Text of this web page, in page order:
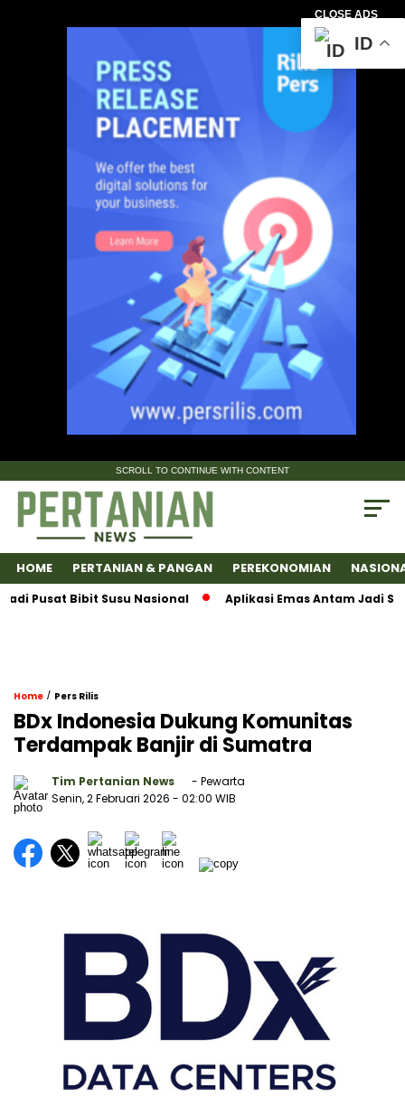
CLOSE ADS
SCROLL TO CONTINUE WITH CONTENT
HOME PERTANIAN & PANGAN PEREKONOMIAN
Pusat Bibit Susu Nasional Aplikasi Emas Antam Jadi
Home / Pers Rilis
BDx Indonesia Dukung Komunitas
Terdampak Banjir di Sumatra
Tim Pertanian News
- Pewarta
Senin, 2 Februari 2026 - 02:00 WIB
ID